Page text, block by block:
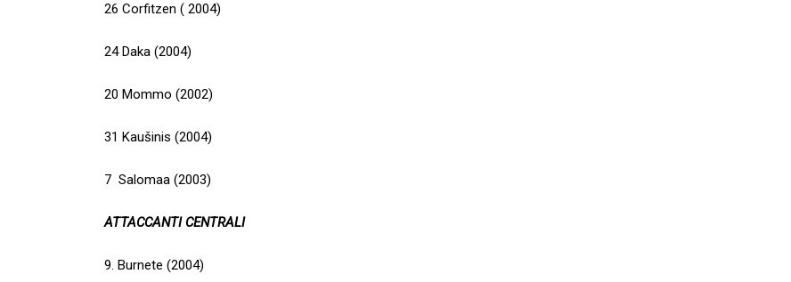
26 Corfitzen ( 2004)
24 Daka (2004)
20 Mommo (2002)
31 Kaušinis (2004)
7 Salomaa (2003)
ATTACCANTI CENTRALI
9. Burnete (2004)